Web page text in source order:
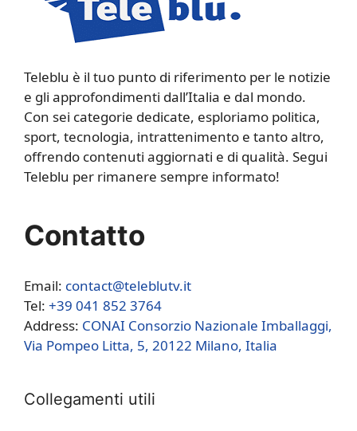
Teleblu è il tuo punto di riferimento per le notizie
e gli approfondimenti dall’Italia e dal mondo.
Con sei categorie dedicate, esploriamo politica,
sport, tecnologia, intrattenimento e tanto altro,
offrendo contenuti aggiornati e di qualità. Segui
Teleblu per rimanere sempre informato!
Contatto
Email: contact@teleblutv.it
Tel: +39 041 852 3764
Address: CONAI Consorzio Nazionale Imballaggi,
Via Pompeo Litta, 5, 20122 Milano, Italia
Collegamenti utili